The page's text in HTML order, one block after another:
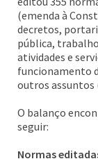
(emenda à
decretos,
pública,
atividades e
funcionamento
outros assuntos
O balanço
seguir:
Normas